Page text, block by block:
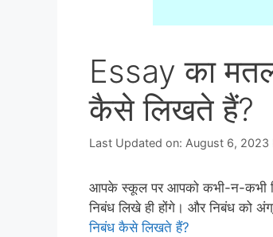
Essay का
कैसे लिखते हैं?
Last Updated on: August 6, 2023
आपके स्कूल पर आपको कभी-न-कभी
निबंध लिखे ही होंगे। और निबंध को
निबंध कैसे लिखते हैं?